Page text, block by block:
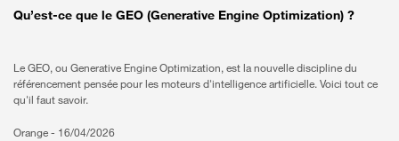
Qu’est-ce que le GEO (Generative Engine Optimization) ?
Le GEO, ou Generative Engine Optimization, est la nouvelle discipline du
référencement pensée pour les moteurs d'intelligence artificielle. Voici tout ce
qu'il faut savoir.
Orange - 16/04/2026